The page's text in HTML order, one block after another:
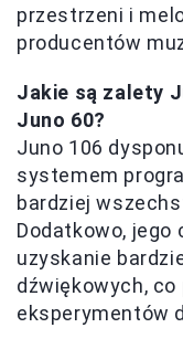
przestrzeni i
producentów
Jakie są zalety
Juno 60?
Juno 106
systemem
bardziej
Dodatkowo, jego
uzyskanie
dźwiękowych,
eksperymentów